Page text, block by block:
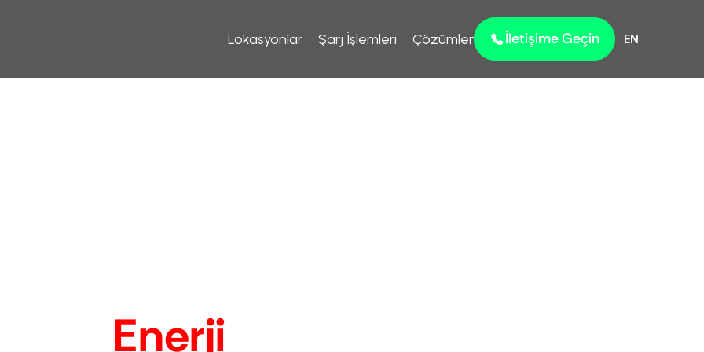
Lokasyonlar Şarj İşlemleri Çözümler EN
İletişime Geçin
Enerji